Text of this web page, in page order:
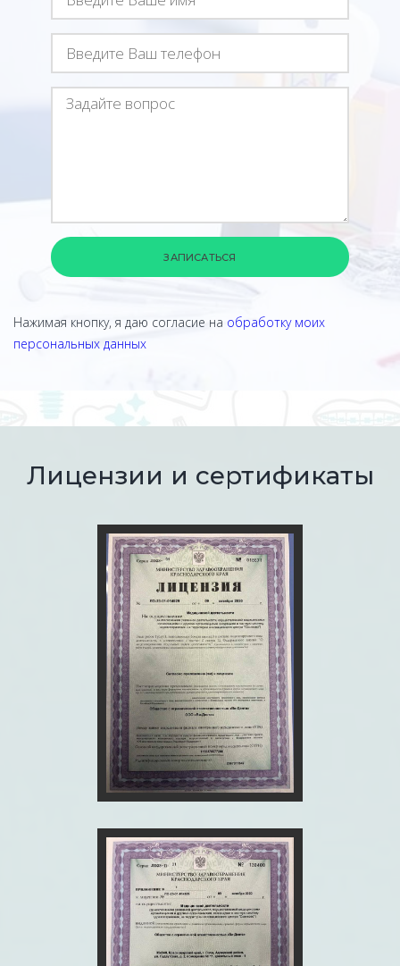
ЗАПИСАТЬСЯ
Нажимая кнопку, я даю согласие на обработку моих
персональных данных
Лицензии и сертификаты